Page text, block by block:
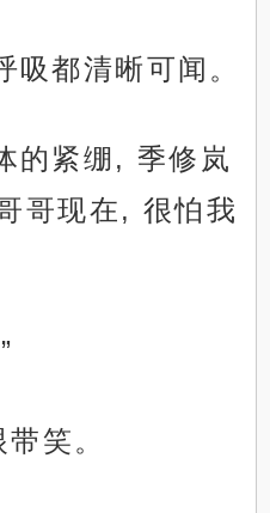
吸都清晰可闻。
的紧绷, 季修岚
哥现在, 很怕我
笑。